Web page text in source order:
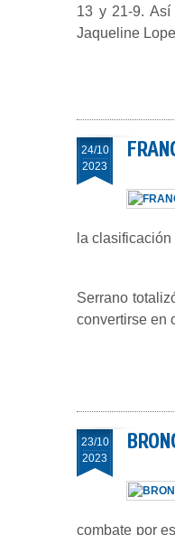
13 y 21-9.
Jaqueline
24/10
2023
la
Serrano
convertirse en
23/10
2023
combate por